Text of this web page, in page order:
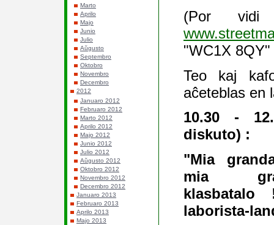
Marto
Aprilo
Majo
Junio
Julio
Aŭgusto
Septembro
Oktobro
Novembro
Decembro
2012
Januaro 2012
Februaro 2012
Marto 2012
Aprilo 2012
Majo 2012
Junio 2012
Julio 2012
Aŭgusto 2012
Oktobro 2012
Novembro 2012
Decembro 2012
Januaro 2013
Februaro 2013
Aprilo 2013
Majo 2013
(Por
"WC1X
Teo kaj
aĉeteblas en
10.30 -
diskuto) :
"Mia
mia
laborista-